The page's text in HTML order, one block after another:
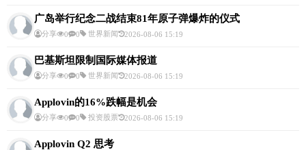
广岛举行纪念二战结束81年原子弹爆炸的仪式
分享 0 0 世界新闻 2026-08-06 15:19
巴基斯坦限制国际媒体报道
分享 0 0 世界新闻 2026-08-06 15:19
Applovin的16%跌幅是机会
分享 0 0 投资股票 2026-08-06 15:19
Applovin Q2 思考